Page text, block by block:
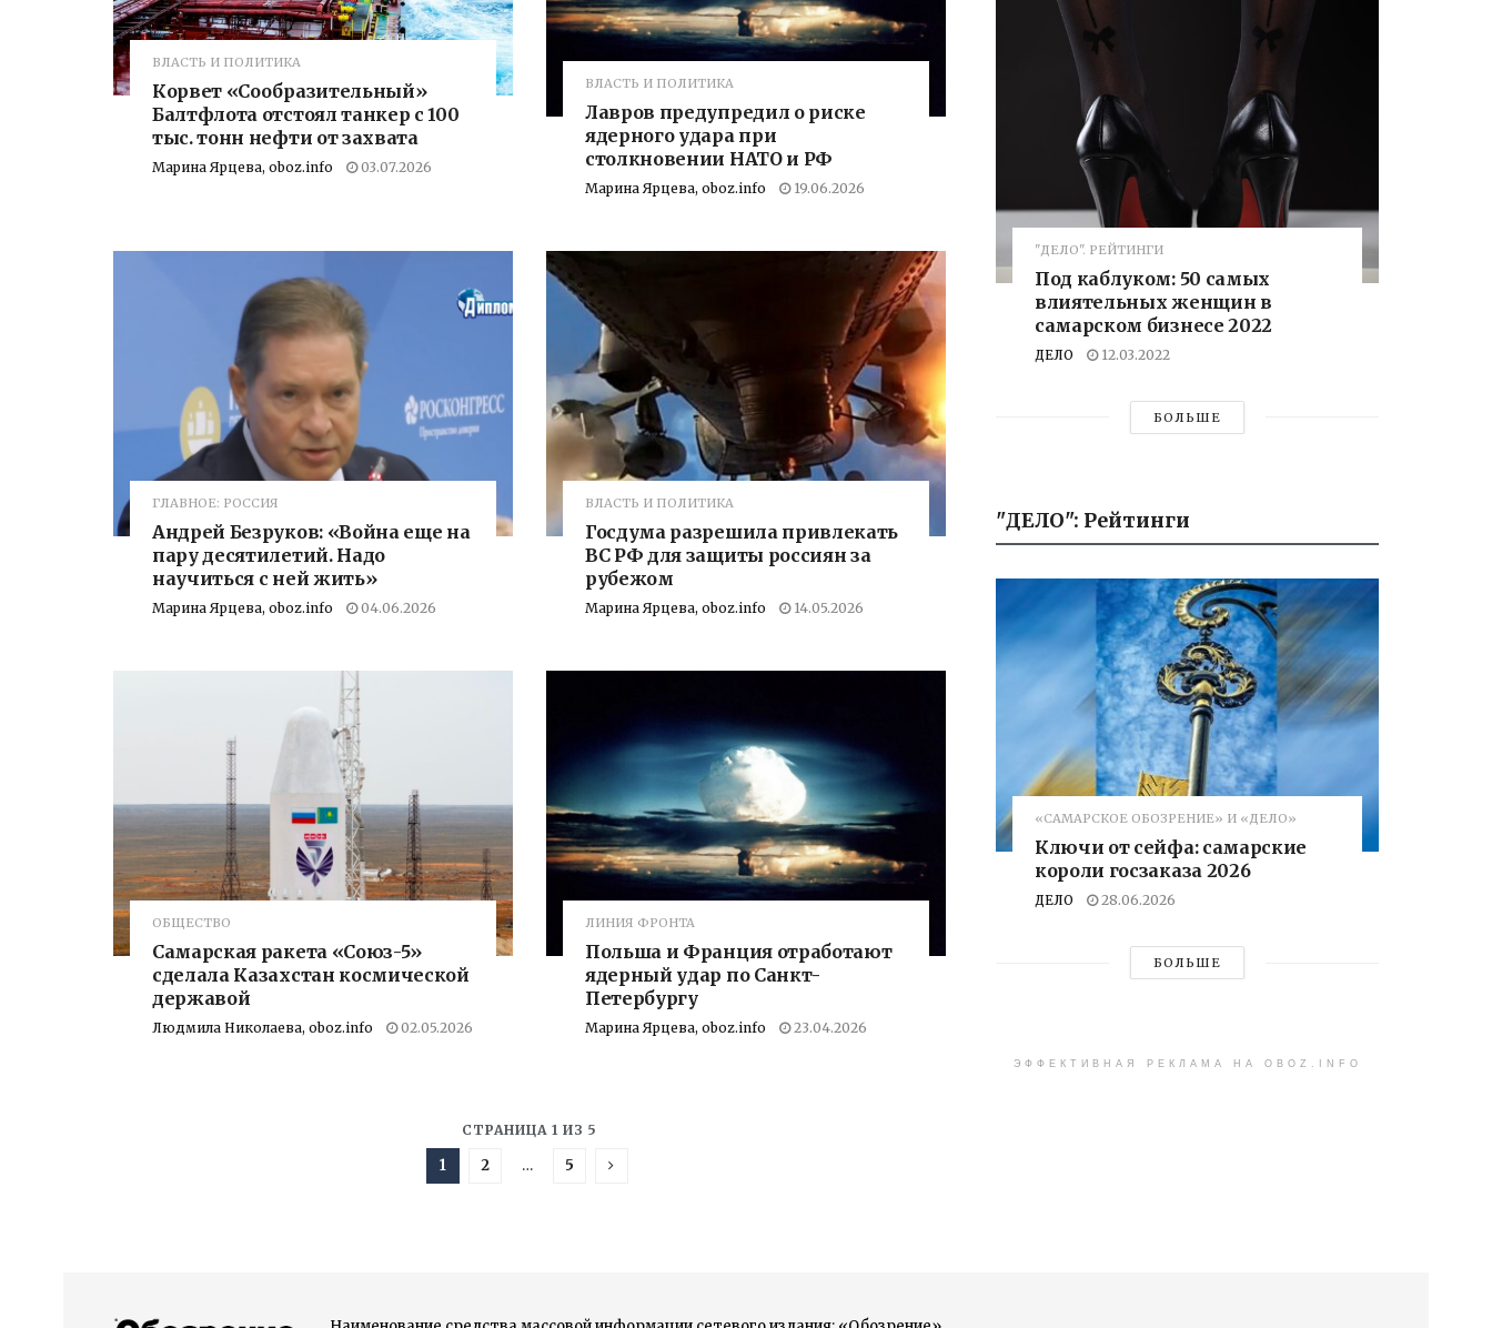
ВЛАСТЬ И ПОЛИТИКА
Корвет «Сообразительный»
Балтфлота отстоял танкер с 100
тыс. тонн нефти от захвата
Марина Ярцева, oboz.info 03.07.2026
ВЛАСТЬ И ПОЛИТИКА
Лавров предупредил о риске
ядерного удара при
столкновении НАТО и РФ
Марина Ярцева, oboz.info 19.06.2026
ГЛАВНОЕ: РОССИЯ
Андрей Безруков: «Война еще на
пару десятилетий. Надо
научиться с ней жить»
Марина Ярцева, oboz.info 04.06.2026
ВЛАСТЬ И ПОЛИТИКА
Госдума разрешила привлекать
ВС РФ для защиты россиян за
рубежом
Марина Ярцева, oboz.info 14.05.2026
ОБЩЕСТВО
Самарская ракета «Союз-5»
сделала Казахстан космической
державой
Людмила Николаева, oboz.info 02.05.2026
ЛИНИЯ ФРОНТА
Польша и Франция отработают
ядерный удар по Санкт-
Петербургу
Марина Ярцева, oboz.info 23.04.2026
СТРАНИЦА 1 ИЗ 5
1 2 … 5
"ДЕЛО". РЕЙТИНГИ
Под каблуком: 50 самых
влиятельных женщин в
самарском бизнесе 2022
ДЕЛО 12.03.2022
БОЛЬШЕ
"ДЕЛО": Рейтинги
«САМАРСКОЕ ОБОЗРЕНИЕ» И «ДЕЛО»
Ключи от сейфа: самарские
короли госзаказа 2026
ДЕЛО 28.06.2026
БОЛЬШЕ
ЭФФЕКТИВНАЯ РЕКЛАМА НА OBOZ.INFO